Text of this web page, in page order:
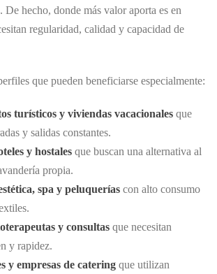
De hecho, donde más valor aporta es en
regularidad, calidad y capacidad de
que pueden beneficiarse especialmente:
turísticos y viviendas vacacionales que
y salidas constantes.
y hostales que buscan una alternativa al
propia.
spa y peluquerías con alto consumo
y consultas que necesitan
y rapidez.
y empresas de catering que utilizan